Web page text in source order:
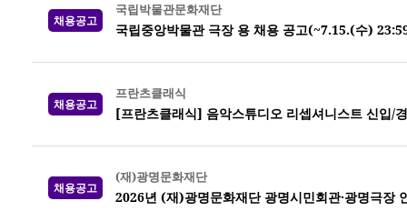
채용공고
국립박물관문화재단
국립중앙박물관 극장 용 채용 공고(~7.15.(수)
채용공고
프란츠클래식
[프란츠클래식] 음악스튜디오 리셉셔니스트 신입/
채용공고
(재)광명문화재단
2026년 (재)광명문화재단 광명시민회관·광명극장